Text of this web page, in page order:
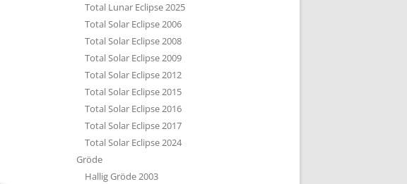
Total Lunar Eclipse 2025
Total Solar Eclipse 2006
Total Solar Eclipse 2008
Total Solar Eclipse 2009
Total Solar Eclipse 2012
Total Solar Eclipse 2015
Total Solar Eclipse 2016
Total Solar Eclipse 2017
Total Solar Eclipse 2024
Gröde
Hallig Gröde 2003